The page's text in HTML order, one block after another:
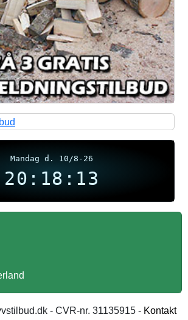
Mandag d. 10/8-26
20:18:13
- CVR-nr. 31135915 - Kontakt